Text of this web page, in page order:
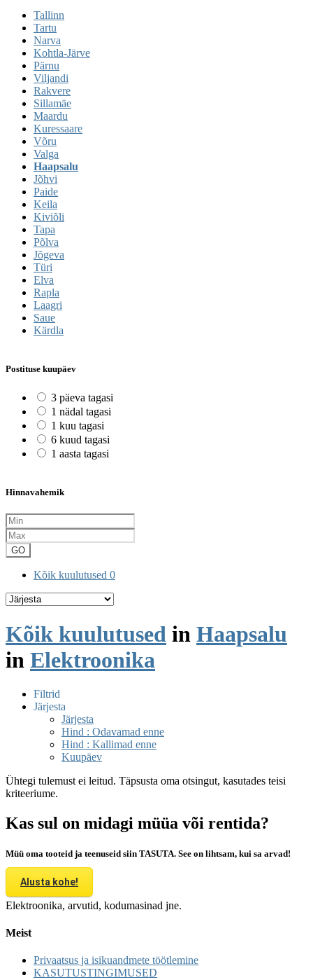
Tallinn
Tartu
Narva
Kohtla-Järve
Pärnu
Viljandi
Rakvere
Sillamäe
Maardu
Kuressaare
Võru
Valga
Haapsalu
Jõhvi
Paide
Keila
Kiviõli
Tapa
Põlva
Jõgeva
Türi
Elva
Rapla
Laagri
Saue
Kärdla
Postituse kuupäev
3 päeva tagasi
1 nädal tagasi
1 kuu tagasi
6 kuud tagasi
1 aasta tagasi
Hinnavahemik
GO
Kõik kuulutused 0
Kõik kuulutused in Haapsalu
in Elektroonika
Filtrid
Järjesta
Järjesta
Hind : Odavamad enne
Hind : Kallimad enne
Kuupäev
Ühtegi tulemust ei leitud. Täpsusta oma otsingut, kasutades teisi
kriteeriume.
Kas sul on midagi müüa või rentida?
Müü oma tooteid ja teenuseid siin TASUTA. See on lihtsam, kui sa arvad!
Alusta kohe!
Elektroonika, arvutid, kodumasinad jne.
Meist
Privaatsus ja isikuandmete töötlemine
KASUTUSTINGIMUSED